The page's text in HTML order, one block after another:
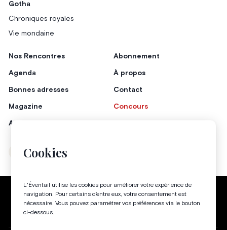
Cookies
L'Éventail utilise les cookies pour améliorer votre expérience de
navigation. Pour certains d’entre eux, votre consentement est
nécessaire. Vous pouvez paramétrer vos préférences via le bouton
ci-dessous.
Gotha
Chroniques royales
Vie mondaine
Nos Rencontres
Agenda
Bonnes adresses
Magazine
Annonceurs
Abonnement
À propos
Contact
Concours
Instagram
Politique de confidentialité Conditions générales
Gestion des cookies